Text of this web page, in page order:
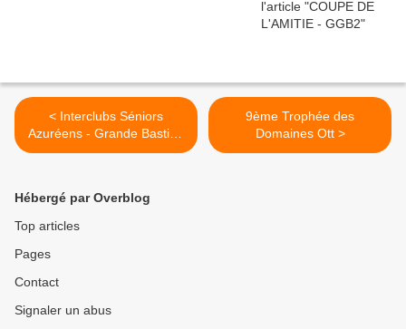
< Interclubs Séniors
Azuréens - Grande Bastide
/ Estérel
9ème Trophée des
Domaines Ott >
Hébergé par Overblog
Top articles
Pages
Contact
Signaler un abus